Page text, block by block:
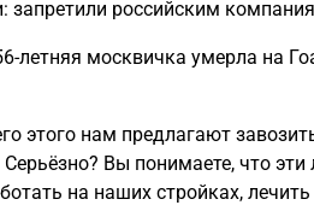
запретили российским
летняя москвичка умерла на
этого нам предлагают
Вы понимаете, что
на наших стройках,